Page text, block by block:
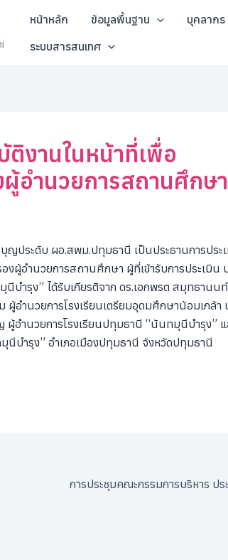
หน้าหลัก ข้อมูลพื้นฐาน บุคลากร
ระบบสารสนเทศ
ติงานในหน้าที่เพื่อ
อำนวยการสถานศึกษา
ประดับ ผอ.สพม.ปทุมธานี เป็นประธานการประ
ผู้อำนวยการสถานศึกษา ผู้ที่เข้ารับการประเมิน
บำรุง” ได้รับเกียรติจาก ดร.เอกพรต สมุทธานน
ำนวยการโรงเรียนเตรียมอุดมศึกษาน้อมเกล้า
ผู้อำนวยการโรงเรียนปทุมธานี “นันทมุนีบำรุง”
บำรุง” อำเภอเมืองปทุมธานี จังหวัดปทุมธานี